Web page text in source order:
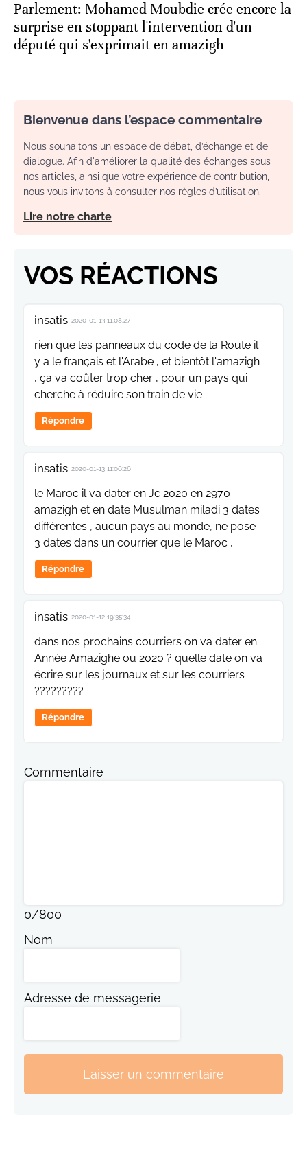
Parlement: Mohamed Moubdie crée encore la
surprise en stoppant l'intervention d'un
député qui s'exprimait en amazigh
Bienvenue dans l’espace commentaire
Nous souhaitons un espace de débat, d’échange et de
dialogue. Afin d'améliorer la qualité des échanges sous
nos articles, ainsi que votre expérience de contribution,
nous vous invitons à consulter nos règles d’utilisation.
Lire notre charte
VOS RÉACTIONS
insatis 2020-01-13 11:08:27
rien que les panneaux du code de la Route il
y a le français et l'Arabe , et bientôt l'amazigh
, ça va coûter trop cher , pour un pays qui
cherche à réduire son train de vie
Répondre
insatis 2020-01-13 11:06:26
le Maroc il va dater en Jc 2020 en 2970
amazigh et en date Musulman miladi 3 dates
différentes , aucun pays au monde, ne pose
3 dates dans un courrier que le Maroc ,
Répondre
insatis 2020-01-12 19:35:34
dans nos prochains courriers on va dater en
Année Amazighe ou 2020 ? quelle date on va
écrire sur les journaux et sur les courriers
?????????
Répondre
Commentaire
0/800
Nom
Adresse de messagerie
Laisser un commentaire